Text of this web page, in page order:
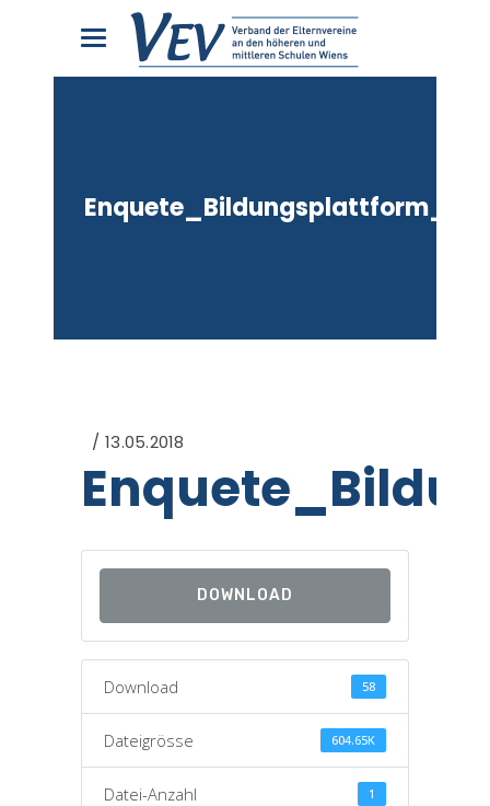
13.05.2018
DOWNLOAD
Download 58
Dateigrösse 604.65K
Datei-Anzahl 1